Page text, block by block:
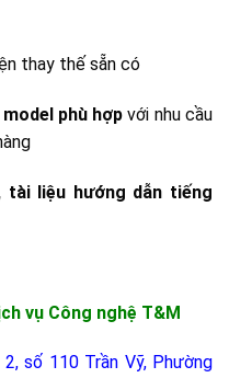
thay thế sẵn có
phù hợp với nhu cầu
tài liệu hướng dẫn tiếng
vụ Công nghệ T&M
2, số 110 Trần Vỹ, Phường